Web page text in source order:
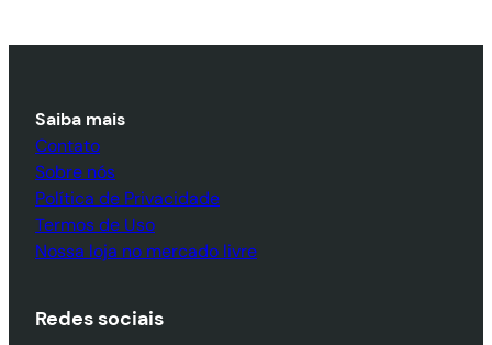
Saiba mais
Contato
Sobre nós
Política de Privacidade
Termos de Uso
Nossa loja no mercado livre
Redes sociais